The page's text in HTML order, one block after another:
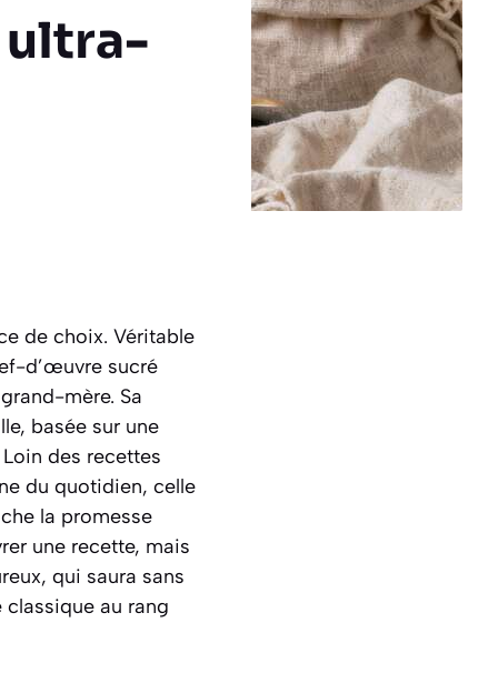
ultra-
de choix. Véritable
d’œuvre sucré
mère. Sa
basée sur une
des recettes
du quotidien, celle
la promesse
une recette, mais
qui saura sans
au rang